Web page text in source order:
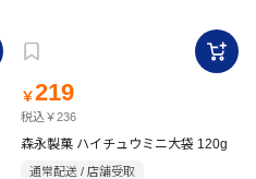
￥219
税込￥236
森永製菓 ハイチュウミニ大袋 120g
通常配送 / 店舗受取